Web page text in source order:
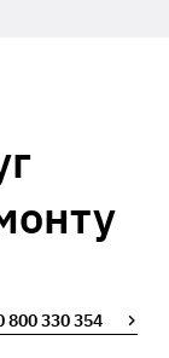
800 330 354